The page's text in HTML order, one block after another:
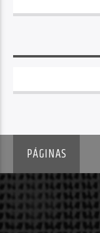
PÁGINAS